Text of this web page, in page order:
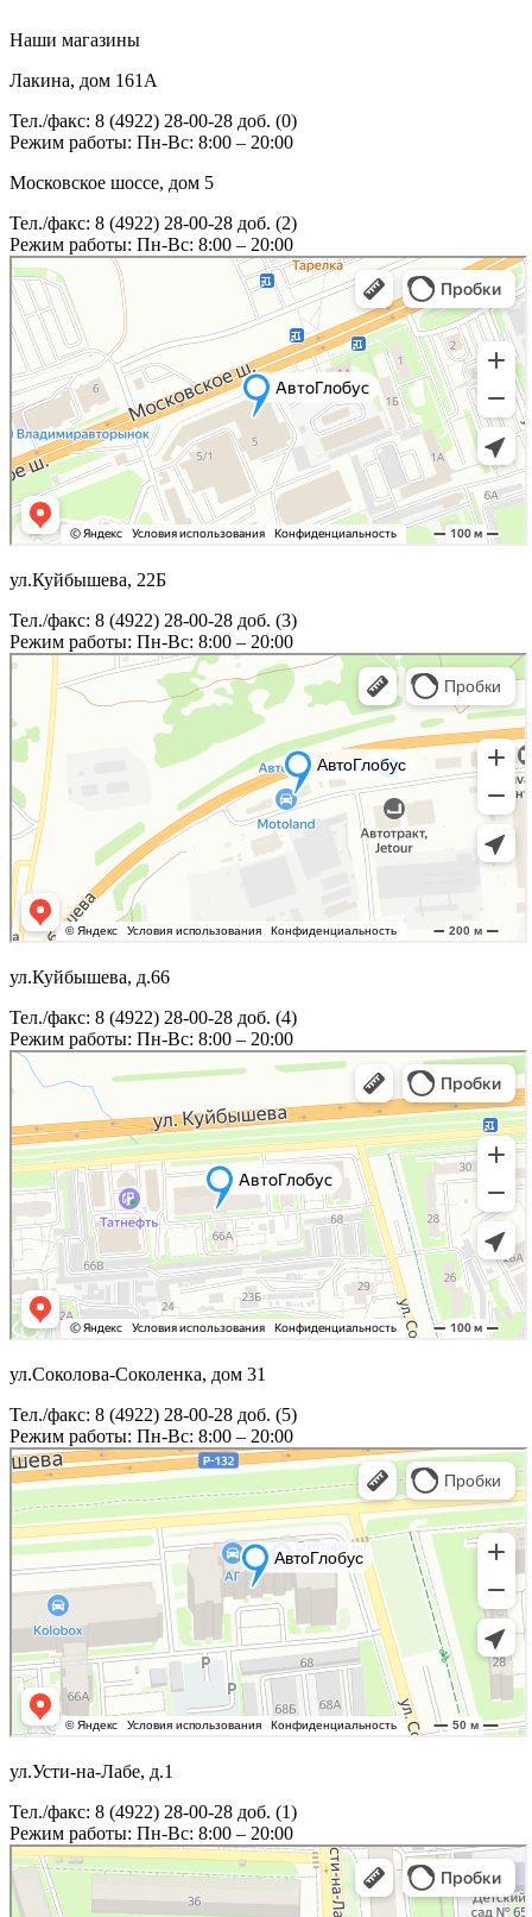
Наши магазины
Лакина, дом 161А
Тел./факс: 8 (4922) 28-00-28 доб. (0)
Режим работы: Пн-Вс: 8:00 – 20:00
Московское шоссе, дом 5
Тел./факс: 8 (4922) 28-00-28 доб. (2)
Режим работы: Пн-Вс: 8:00 – 20:00
ул.Куйбышева, 22Б
Тел./факс: 8 (4922) 28-00-28 доб. (3)
Режим работы: Пн-Вс: 8:00 – 20:00
ул.Куйбышева, д.66
Тел./факс: 8 (4922) 28-00-28 доб. (4)
Режим работы: Пн-Вс: 8:00 – 20:00
ул.Соколова-Соколенка, дом 31
Тел./факс: 8 (4922) 28-00-28 доб. (5)
Режим работы: Пн-Вс: 8:00 – 20:00
ул.Усти-на-Лабе, д.1
Тел./факс: 8 (4922) 28-00-28 доб. (1)
Режим работы: Пн-Вс: 8:00 – 20:00